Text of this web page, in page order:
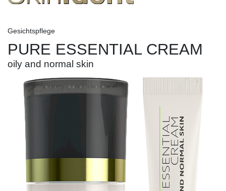
Gesichtspflege
PURE ESSENTIAL CREAM
oily and normal skin